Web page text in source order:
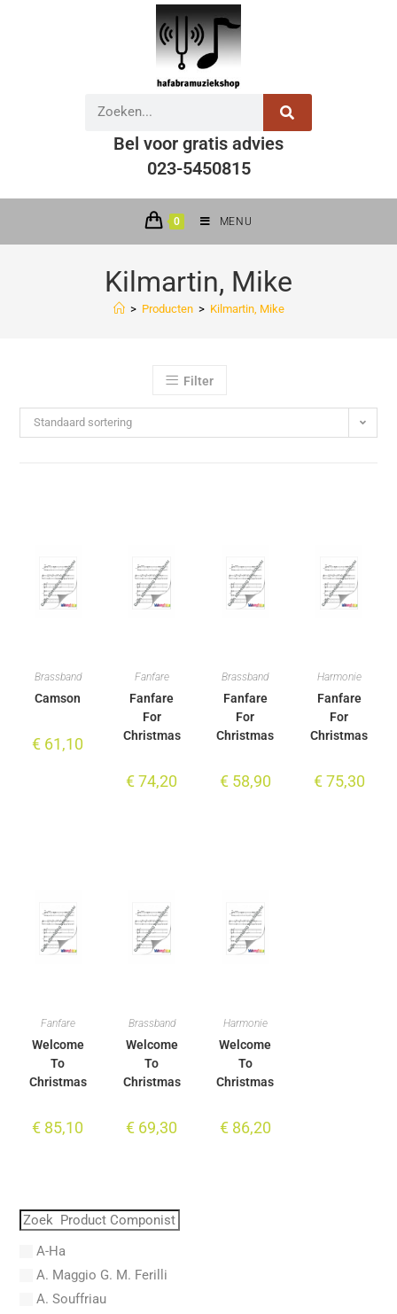
Bel voor gratis advies
023-5450815
0 MENU
Kilmartin, Mike
> Producten > Kilmartin, Mike
Filter
Standaard sortering
Brassband
Camson
€ 61,10
Fanfare
Fanfare
For
Christmas
€74,20
Brassband
Fanfare
For
Christmas
€58,90
Harmonie
Fanfare
For
Christmas
€75,30
Fanfare
Welcome
To
Christmas
€ 85,10
Brassband
Welcome
To
Christmas
€ 69,30
Harmonie
Welcome
To
Christmas
€86,20
A-Ha
A. Maggio G. M. Ferilli
A. Souffriau